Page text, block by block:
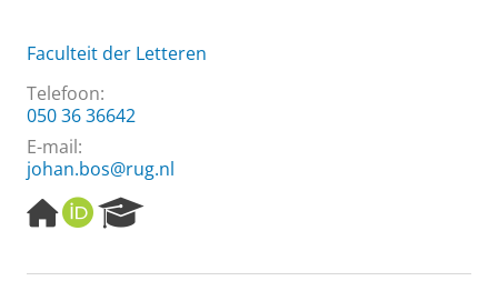
Faculteit der Letteren
Telefoon:
050 36 36642
E-mail:
johan.bos@rug.nl
H
o
e
O
R
I
e